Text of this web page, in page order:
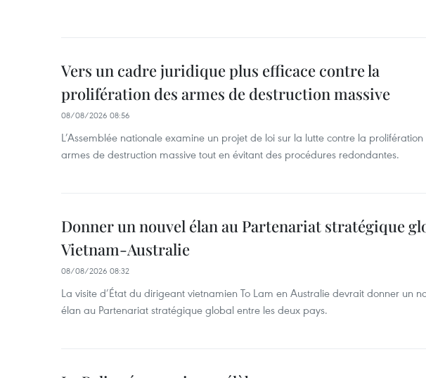
Vers un cadre juridique plus efficace contre la
prolifération des armes de destruction massive
08/08/2026 08:56
L’Assemblée nationale examine un projet de loi sur la lutte contre la prolifération
armes de destruction massive tout en évitant des procédures redondantes.
Donner un nouvel élan au Partenariat stratégique
Vietnam-Australie
08/08/2026 08:32
La visite d’État du dirigeant vietnamien To Lam en Australie devrait donner un
élan au Partenariat stratégique global entre les deux pays.